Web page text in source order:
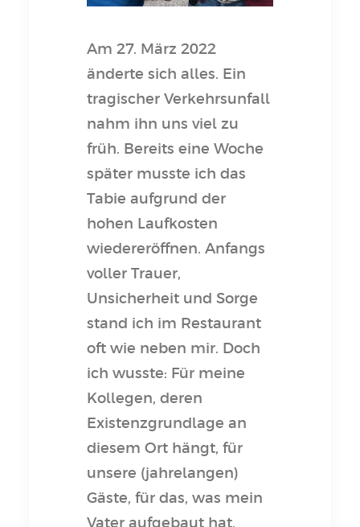
Am 27. März 2022
änderte sich alles. Ein
tragischer Verkehrsunfall
nahm ihn uns viel zu
früh. Bereits eine Woche
später musste ich das
Tabie aufgrund der
hohen Laufkosten
wiedereröffnen. Anfangs
voller Trauer,
Unsicherheit und Sorge
stand ich im Restaurant
oft wie neben mir. Doch
ich wusste: Für meine
Kollegen, deren
Existenzgrundlage an
diesem Ort hängt, für
unsere (jahrelangen)
Gäste, für das, was mein
Vater aufgebaut hat,